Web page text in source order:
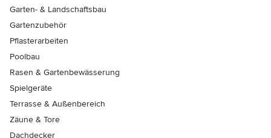
Garten- & Landschaftsbau
Gartenzubehör
Pflasterarbeiten
Poolbau
Rasen & Gartenbewässerung
Spielgeräte
Terrasse & Außenbereich
Zäune & Tore
Dachdecker